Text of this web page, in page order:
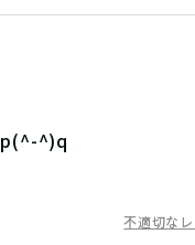
p(^-^)q
不適切な